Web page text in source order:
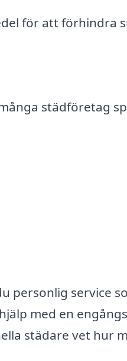
för att förhindra
städföretag
personlig service
med en
städare vet hur